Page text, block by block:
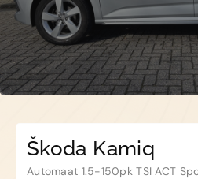
Kapelle
Kapelle
Škoda Kamiq
Automaat 1.5-150pk TSI ACT